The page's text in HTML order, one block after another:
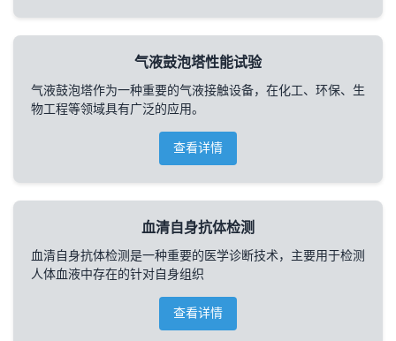
气液鼓泡塔性能试验
气液鼓泡塔作为一种重要的气液接触设备，在化工、环保、生
物工程等领域具有广泛的应用。
查看详情
血清自身抗体检测
血清自身抗体检测是一种重要的医学诊断技术，主要用于检测
人体血液中存在的针对自身组织
查看详情